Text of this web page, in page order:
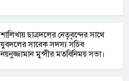
শালিখায় ছাত্রদলের নেতৃবৃন্দের সাথে
যুবদলের সাবেক সদস্য সচিব
নয়নুজ্জামান মুন্সীর মতবিনিময় সভা।